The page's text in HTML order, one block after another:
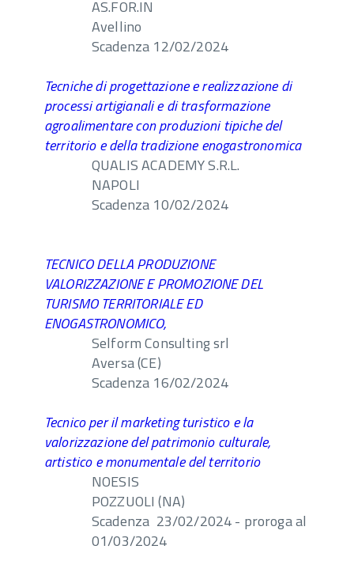
AS.FOR.IN
Avellino
Scadenza 12/02/2024
Tecniche di progettazione e realizzazione di
processi artigianali e di trasformazione
agroalimentare con produzioni tipiche del
territorio e della tradizione enogastronomica
QUALIS ACADEMY S.R.L.
NAPOLI
Scadenza 10/02/2024
TECNICO DELLA PRODUZIONE
VALORIZZAZIONE E PROMOZIONE DEL
TURISMO TERRITORIALE ED
ENOGASTRONOMICO,
Selform Consulting srl
Aversa (CE)
Scadenza 16/02/2024
Tecnico per il marketing turistico e la
valorizzazione del patrimonio culturale,
artistico e monumentale del territorio
NOESIS
POZZUOLI (NA)
Scadenza 23/02/2024 - proroga al
01/03/2024